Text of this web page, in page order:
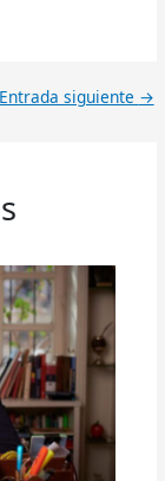
Entrada siguiente →